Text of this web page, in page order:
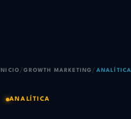
INICIO /GROWTH MARKETING / ANALÍTICA
ANALÍTICA